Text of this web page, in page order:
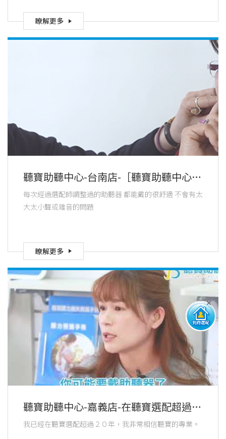
瞭解更多
聽寶助聽中心-台南店-［聽寶助聽中心‧
台南店］客戶推薦｜林阿姨
每次經過選配師調整過的助聽器 都能戴的很舒適 不會有太
大太小聲或雜音的問題
瞭解更多
聽寶助聽中心-嘉義店-在聽寶選配超過２
０年 選配師待客如家人 服務專業貼
心一直沒變
我已經在聽寶選配超過２０年，我非常相信聽寶的專業。